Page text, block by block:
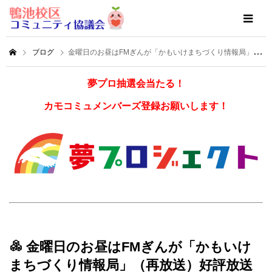
ブログ 金曜日のお昼はFMぎんが「かもいけまちづくり情報局」（再放送）好評放送中！
夢プロ抽選会当たる！
カモコミュメンバーズ登録お願いします！
金曜日のお昼はFMぎんが「かもいけ
まちづくり情報局」（再放送）好評放送